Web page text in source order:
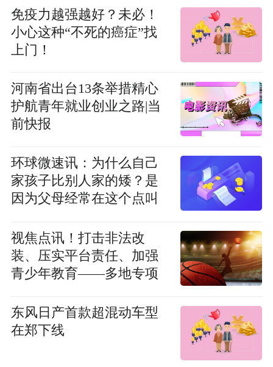
免疫力越强越好？未必！
小心这种“不死的癌症”找
上门！
河南省出台13条举措精心
护航青年就业创业之路|当
前快报
环球微速讯：为什么自己
家孩子比别人家的矮？是
因为父母经常在这个点叫
视焦点讯！打击非法改
装、压实平台责任、加强
青少年教育——多地专项
追踪调查
东风日产首款超混动车型
在郑下线